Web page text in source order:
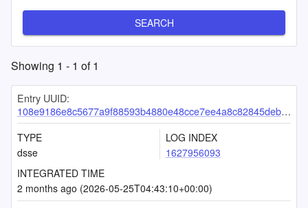
SEARCH
Showing 1 - 1 of1
Entry UUID:
108e9186e8c5677a9f88593b4880e48cce7ee4a8c82845deb1a67ece9e322d1e11c8a8d23d8f6736
TYPE
dsse
LOG INDEX
1627956093
INTEGRATED TIME
2 months ago (2026-05-25T04:43:10+00:00)